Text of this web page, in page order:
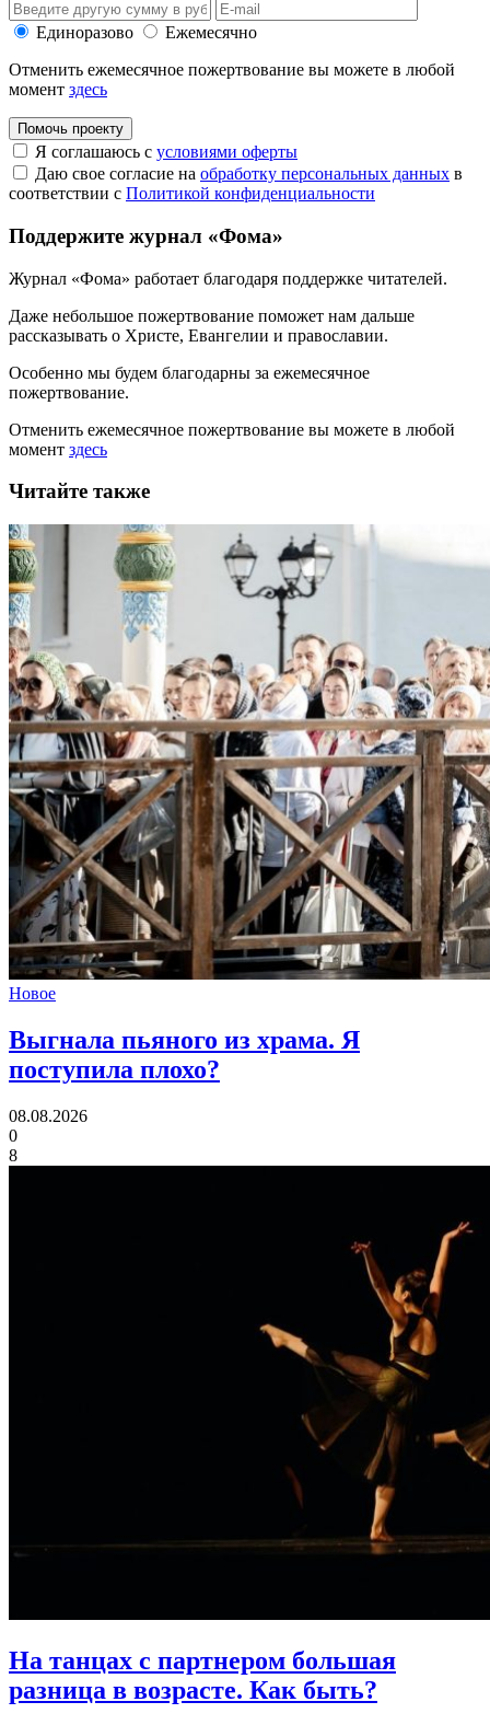
Единоразово
Ежемесячно
Отменить ежемесячное пожертвование вы можете в любой
момент здесь
Помочь проекту
Я соглашаюсь с условиями оферты
Даю свое согласие на обработку персональных данных в
соответствии с Политикой конфиденциальности
Поддержите журнал «Фома»
Журнал «Фома» работает благодаря поддержке читателей.
Даже небольшое пожертвование поможет нам дальше
рассказывать о Христе, Евангелии и православии.
Особенно мы будем благодарны за ежемесячное
пожертвование.
Отменить ежемесячное пожертвование вы можете в любой
момент здесь
Читайте также
Новое
Выгнала пьяного из храма. Я
поступила плохо?
08.08.2026
0
8
На танцах с партнером большая
разница в возрасте. Как быть?